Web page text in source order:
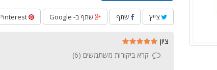
צייץ שתף שתף ב- Google Pinterest
ציון
קרא ביקורות משתמשים (6
)